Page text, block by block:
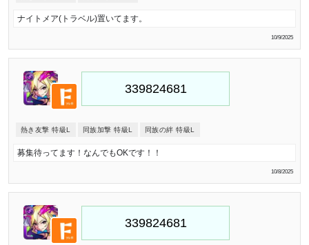
ナイトメア(トラベル)置いてます。
10/9/2025
熱き友撃 特級L 同族加撃 特級L 同族の絆 特級L
募集待ってます！なんでもOKです！！
10/8/2025